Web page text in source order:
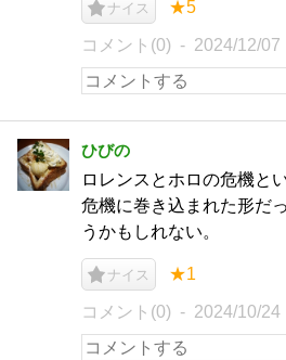
ナイス ★5
コメント(0) 2024/12/07
ひびの
ロレンスとホロの危機と
危機に巻き込まれた形だ
うかもしれない。
ナイス ★1
コメント(0) 2024/10/24